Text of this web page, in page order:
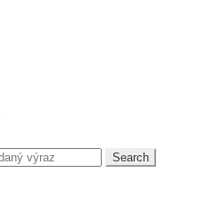
Search